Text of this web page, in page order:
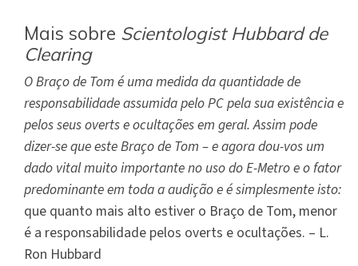
Mais sobre Scientologist Hubbard de
Clearing
O Braço de Tom é uma medida da quantidade de
responsabilidade assumida pelo PC pela sua existência e
pelos seus overts e ocultações em geral. Assim pode
dizer-se que este Braço de Tom – e agora dou-vos um
dado vital muito importante no uso do E-Metro e o fator
predominante em toda a audição e é simplesmente isto:
que quanto mais alto estiver o Braço de Tom, menor
é a responsabilidade pelos overts e ocultações. – L.
Ron Hubbard